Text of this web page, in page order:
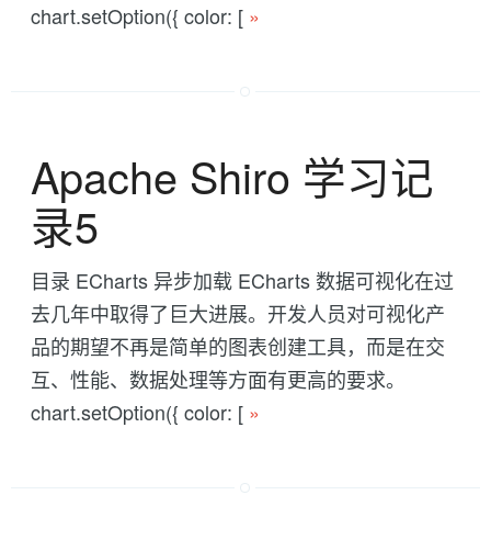
chart.setOption({ color: [ »
Apache Shiro 学习记
录5
目录 ECharts 异步加载 ECharts 数据可视化在过
去几年中取得了巨大进展。开发人员对可视化产
品的期望不再是简单的图表创建工具，而是在交
互、性能、数据处理等方面有更高的要求。
chart.setOption({ color: [ »